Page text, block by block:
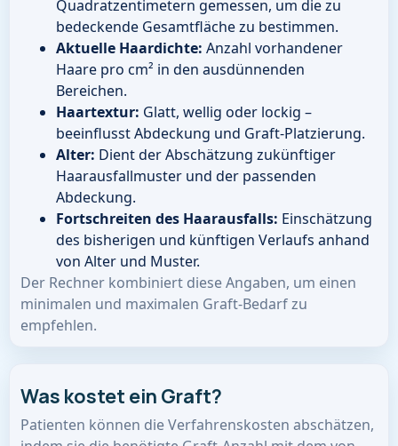
Quadratzentimetern gemessen, um die zu
bedeckende Gesamtfläche zu bestimmen.
Aktuelle Haardichte: Anzahl vorhandener
Haare pro cm² in den ausdünnenden
Bereichen.
Haartextur: Glatt, wellig oder lockig –
beeinflusst Abdeckung und Graft-Platzierung.
Alter: Dient der Abschätzung zukünftiger
Haarausfallmuster und der passenden
Abdeckung.
Fortschreiten des Haarausfalls: Einschätzung
des bisherigen und künftigen Verlaufs anhand
von Alter und Muster.
Der Rechner kombiniert diese Angaben, um einen
minimalen und maximalen Graft-Bedarf zu
empfehlen.
Was kostet ein Graft?
Patienten können die Verfahrenskosten abschätzen,